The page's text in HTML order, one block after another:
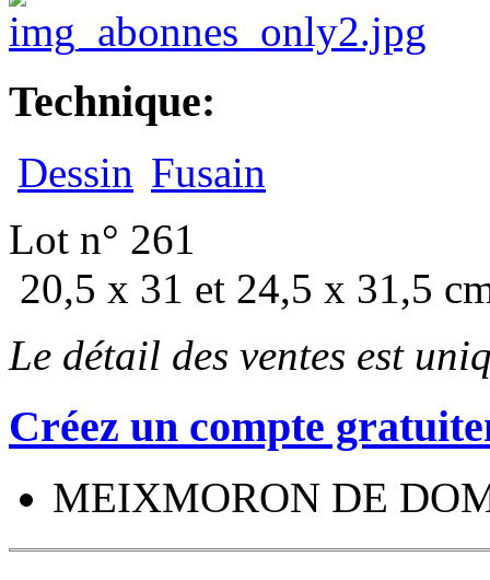
Technique:
Dessin Fusain
Lot n° 261
20,5 x 31 et 24,5 x 31,5
Le détail des ventes est
Créez un compte
MEIXMORON DE